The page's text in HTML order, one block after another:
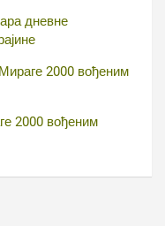
дневне
2000 вођеним
2000 вођеним